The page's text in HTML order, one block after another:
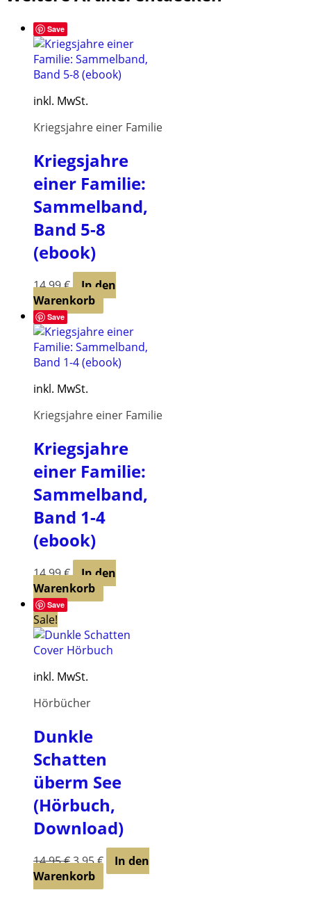
Produktseite
Save
inkl. MwSt.
Kriegsjahre einer Familie
Kriegsjahre
einer Familie:
Sammelband,
Band 5-8
(ebook)
14,99€
In den
Warenkorb
Save
inkl. MwSt.
Kriegsjahre einer Familie
Kriegsjahre
einer Familie:
Sammelband,
Band 1-4
(ebook)
14,99€
In den
Warenkorb
Save
Sale!
inkl. MwSt.
Hörbücher
Dunkle
Schatten
überm See
(Hörbuch,
Download)
14,95€Ursprünglicher
Preis
war:
3,95€Aktueller
Preis
ist:
In den
Warenkorb